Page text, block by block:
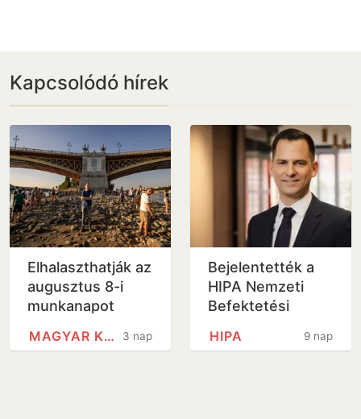
Kapcsolódó hírek
Elhalaszthatják az
augusztus 8-i
munkanapot
3 nap
MAGYAR KERESKEDELMI ÉS…
Bejelentették a
HIPA Nemzeti
Befektetési
vezérigazgatóját
9 nap
HIPA